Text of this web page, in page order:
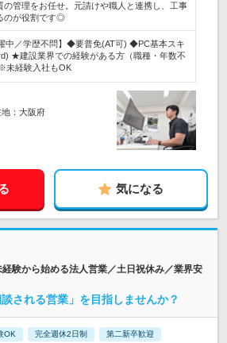
の管理をお任せ。元請けや職人と連携し、工事
のが役割です◎
中／学歴不問】◆要普免(AT可) ◆PC基本スキ
★建設業界での経験がある方（職種・年数不
未経験入社もOK
：大阪府
気になる
験から始める法人営業／土日祝休み／業界安
談される営業」を目指しませんか？
OK 完全週休2日制 第二新卒歓迎